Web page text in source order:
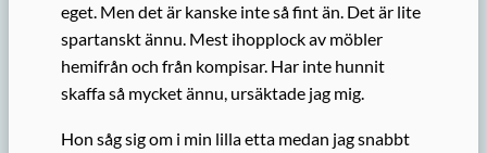
eget. Men det är kanske inte så fint än. Det är lite
spartanskt ännu. Mest ihopplock av möbler
hemifrån och från kompisar. Har inte hunnit
skaffa så mycket ännu, ursäktade jag mig.
Hon såg sig om i min lilla etta medan jag snabbt